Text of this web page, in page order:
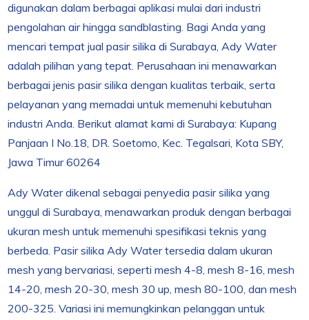
digunakan dalam berbagai aplikasi mulai dari industri
pengolahan air hingga sandblasting. Bagi Anda yang
mencari tempat jual pasir silika di Surabaya, Ady Water
adalah pilihan yang tepat. Perusahaan ini menawarkan
berbagai jenis pasir silika dengan kualitas terbaik, serta
pelayanan yang memadai untuk memenuhi kebutuhan
industri Anda. Berikut alamat kami di Surabaya: Kupang
Panjaan I No.18, DR. Soetomo, Kec. Tegalsari, Kota SBY,
Jawa Timur 60264
Ady Water dikenal sebagai penyedia pasir silika yang
unggul di Surabaya, menawarkan produk dengan berbagai
ukuran mesh untuk memenuhi spesifikasi teknis yang
berbeda. Pasir silika Ady Water tersedia dalam ukuran
mesh yang bervariasi, seperti mesh 4-8, mesh 8-16, mesh
14-20, mesh 20-30, mesh 30 up, mesh 80-100, dan mesh
200-325. Variasi ini memungkinkan pelanggan untuk